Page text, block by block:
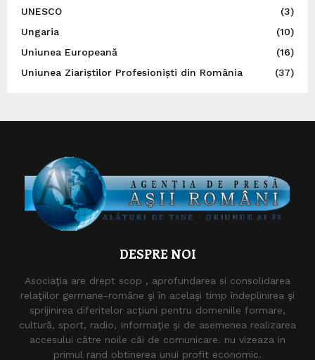
UNESCO
(3)
Ungaria
(10)
Uniunea Europeană
(16)
Uniunea Ziariștilor Profesioniști din România
(37)
DESPRE NOI
Asociaţia are drept scop , aprofundarea si consolidarea
relaţiilor germane-române şi în acelaşi timp îndeplinirea şi
sprijinirea diferitelor acţiuni pentru domeniile formare,
cultură, sport, radio, Informaţie şi de asemenea realizarea
accesului către noile căi de comunicare. nu vizeaza in
primul rand obtinerea unui profit economic.